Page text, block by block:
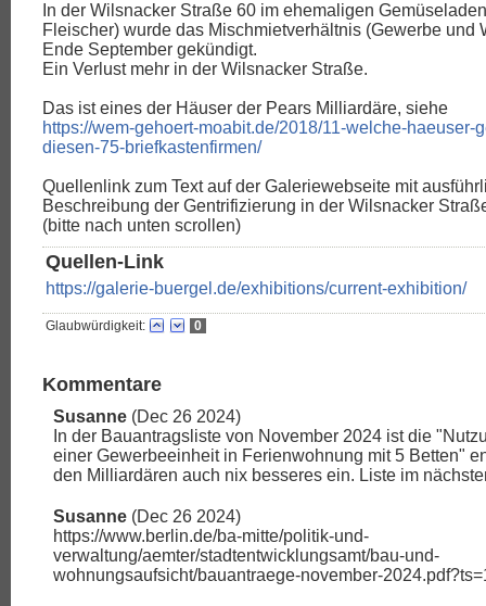
In der Wilsnacker Straße 60 im ehemaligen
Fleischer) wurde das Mischmietverhältnis (Gewerbe und
Ende September gekündigt.
Ein Verlust mehr in der Wilsnacker Straße.
Das ist eines der Häuser der Pears Milliardäre, siehe
https://wem-gehoert-moabit.de/2018/11-welche-haeuser-
diesen-75-briefkastenfirmen/
Quellenlink zum Text auf der Galeriewebseite mit
Beschreibung der Gentrifizierung in der Wilsnacker
(bitte nach unten scrollen)
Quellen-Link
https://galerie-buergel.de/exhibitions/current-exhibition/
Glaubwürdigkeit: 0
Kommentare
Susanne (Dec 26 2024)
In der Bauantragsliste von November 2024 ist die
einer Gewerbeeinheit in Ferienwohnung mit 5 Betten"
den Milliardären auch nix besseres ein. Liste im
Susanne (Dec 26 2024)
https://www.berlin.de/ba-mitte/politik-und-
verwaltung/aemter/stadtentwicklungsamt/bau-und-
wohnungsaufsicht/bauantraege-november-